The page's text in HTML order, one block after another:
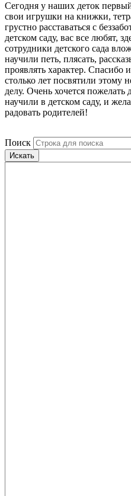
Сегодня у наших деток
свои игрушки на книжки,
грустно расставаться с
детском саду, вас все любят,
сотрудники детского сада
научили петь, плясать,
проявлять характер. Спасибо
столько лет посвятили этому
делу. Очень хочется
научили в детском саду, и
радовать родителей!
Поиск
Искать